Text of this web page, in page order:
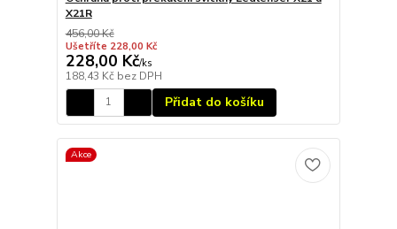
X21R
456,00 Kč
Ušetříte 228,00 Kč
228,00 Kč/ks
188,43 Kč bez DPH
Přidat do košíku
Akce